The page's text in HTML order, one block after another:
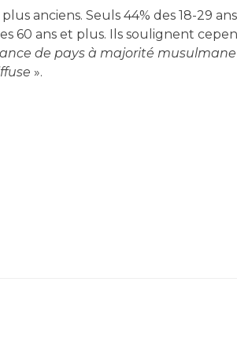
anciens. Seuls 44% des 18-29
60 ans et plus. Ils soulignent
de pays à majorité
».